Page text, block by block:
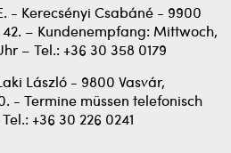
- Kerecsényi Csabáné - 9900
42. – Kundenempfang: Mittwoch,
– Tel.: +36 30 358 0179
László - 9800 Vasvár,
- Termine müssen telefonisch
+36 30 226 0241